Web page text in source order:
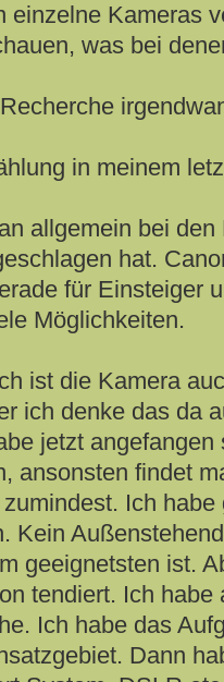
einzelne Kameras
was bei
in meinem
allgemein bei
hat.
für Einsteiger
Möglichkeiten.
ist die Kamera
ich denke das da
jetzt
ansonsten findet
Ich
Kein
geeignetsten ist.
tendiert. Ich
Ich habe das
Dann